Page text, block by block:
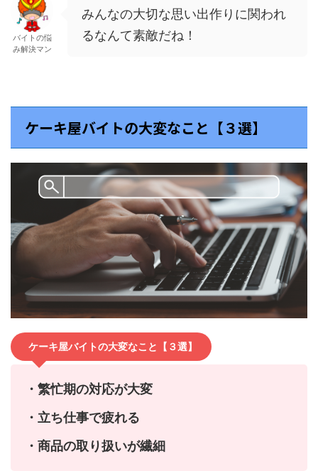
バイトの悩
み解決マン
みんなの大切な思い出作りに関われ
るなんて素敵だね！
ケーキ屋バイトの大変なこと【３選】
ケーキ屋バイトの大変なこと【３選】
・繁忙期の対応が大変
・立ち仕事で疲れる
・商品の取り扱いが繊細